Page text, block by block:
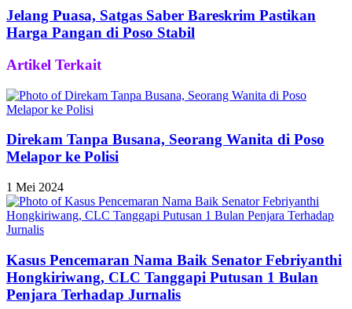
Jelang Puasa, Satgas Saber Bareskrim Pastikan
Harga Pangan di Poso Stabil
Artikel Terkait
Direkam Tanpa Busana, Seorang Wanita di Poso
Melapor ke Polisi
1 Mei 2024
Kasus Pencemaran Nama Baik Senator Febriyanthi
Hongkiriwang, CLC Tanggapi Putusan 1 Bulan
Penjara Terhadap Jurnalis